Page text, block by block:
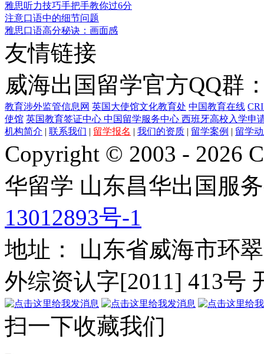
雅思听力技巧手把手教你过6分
注意口语中的细节问题
雅思口语高分秘诀：画面感
友情链接
威海出国留学官方QQ群
教育涉外监管信息网 英国大使馆文化教育处 中国教育在线
使馆 英国教育签证中心 中国留学服务中心 西班牙高校入学申
机构简介 | 联系我们 | 留学报名 | 我们的资质 | 留学案例 | 留学
Copyright © 2003 - 2026
华留学 山东昌华出国服
13012893号-1
地址： 山东省威海市环
外综资认字[2011] 413号
扫一下收藏我们